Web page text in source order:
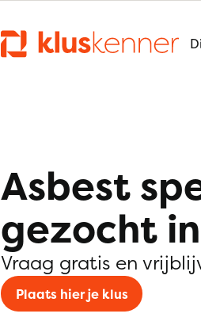
Asbest
gezocht
Vraag gratis en
Plaats hier je klus